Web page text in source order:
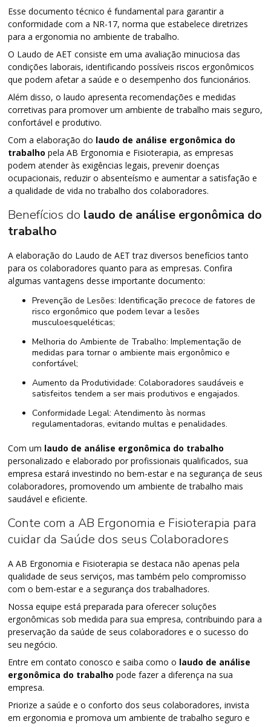
Esse documento técnico é fundamental para garantir a
conformidade com a NR-17, norma que estabelece diretrizes
para a ergonomia no ambiente de trabalho.
O Laudo de AET consiste em uma avaliação minuciosa das
condições laborais, identificando possíveis riscos ergonômicos
que podem afetar a saúde e o desempenho dos funcionários.
Além disso, o laudo apresenta recomendações e medidas
corretivas para promover um ambiente de trabalho mais seguro,
confortável e produtivo.
Com a elaboração do laudo de análise ergonômica do
trabalho pela AB Ergonomia e Fisioterapia, as empresas
podem atender às exigências legais, prevenir doenças
ocupacionais, reduzir o absenteísmo e aumentar a satisfação e
a qualidade de vida no trabalho dos colaboradores.
Benefícios do laudo de análise ergonômica do
trabalho
A elaboração do Laudo de AET traz diversos benefícios tanto
para os colaboradores quanto para as empresas. Confira
algumas vantagens desse importante documento:
Prevenção de Lesões: Identificação precoce de fatores de
risco ergonômico que podem levar a lesões
musculoesqueléticas;
Melhoria do Ambiente de Trabalho: Implementação de
medidas para tornar o ambiente mais ergonômico e
confortável;
Aumento da Produtividade: Colaboradores saudáveis e
satisfeitos tendem a ser mais produtivos e engajados.
Conformidade Legal: Atendimento às normas
regulamentadoras, evitando multas e penalidades.
Com um laudo de análise ergonômica do trabalho
personalizado e elaborado por profissionais qualificados, sua
empresa estará investindo no bem-estar e na segurança de seus
colaboradores, promovendo um ambiente de trabalho mais
saudável e eficiente.
Conte com a AB Ergonomia e Fisioterapia para
cuidar da Saúde dos seus Colaboradores
A AB Ergonomia e Fisioterapia se destaca não apenas pela
qualidade de seus serviços, mas também pelo compromisso
com o bem-estar e a segurança dos trabalhadores.
Nossa equipe está preparada para oferecer soluções
ergonômicas sob medida para sua empresa, contribuindo para a
preservação da saúde de seus colaboradores e o sucesso do
seu negócio.
Entre em contato conosco e saiba como o laudo de análise
ergonômica do trabalho pode fazer a diferença na sua
empresa.
Priorize a saúde e o conforto dos seus colaboradores, invista
em ergonomia e promova um ambiente de trabalho seguro e